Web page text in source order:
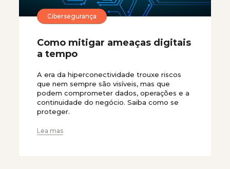
Cibersegurança
Como mitigar ameaças digitais
a tempo
A era da hiperconectividade trouxe riscos
que nem sempre são visíveis, mas que
podem comprometer dados, operações e a
continuidade do negócio. Saiba como se
proteger.
Lea mas